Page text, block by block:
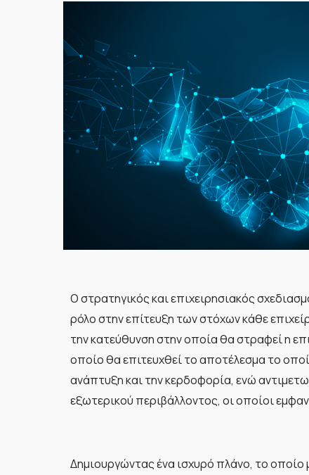
Ο στρατηγικός και επιχειρησιακός
ρόλο στην επίτευξη των στόχων κάθε
την κατεύθυνση στην οποία θα στραφεί η
οποίο θα επιτευχθεί το αποτέλεσμα το
ανάπτυξη και την κερδοφορία, ενώ
εξωτερικού περιβάλλοντος, οι οποίοι
Δημιουργώντας ένα ισχυρό πλάνο, το οποίο